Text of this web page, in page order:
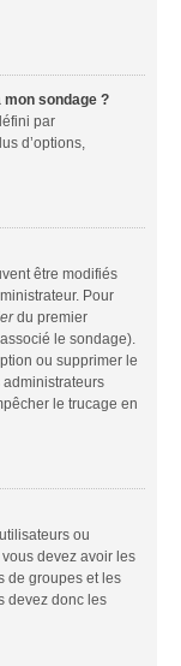
mon sondage ?
par
d’options,
être modifiés
Pour
du premier
le sondage).
ou supprimer le
administrateurs
le trucage en
ou
devez avoir les
de groupes et les
devez donc les